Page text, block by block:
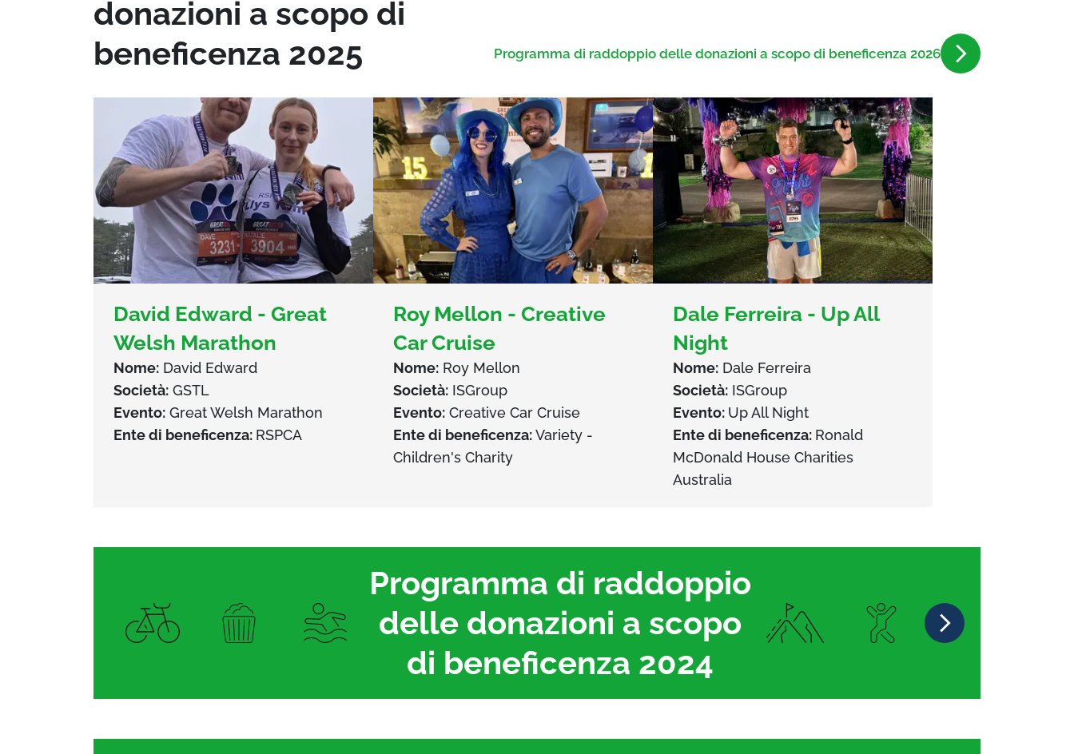
donazioni a scopo di
beneficenza 2025
Programma di raddoppio delle donazioni a scopo di beneficenza 2026
David Edward - Great
Welsh Marathon
Nome: David Edward
Società: GSTL
Evento: Great Welsh Marathon
Ente di beneficenza: RSPCA
Roy Mellon - Creative
Car Cruise
Nome: Roy Mellon
Società: ISGroup
Evento: Creative Car Cruise
Ente di beneficenza:Variety -
Children's Charity
Dale Ferreira - Up All
Night
Nome: Dale Ferreira
Società: ISGroup
Evento: Up All Night
Ente di beneficenza: Ronald
McDonald House Charities
Australia
Programma di raddoppio
delle donazioni a scopo
di beneficenza 2024